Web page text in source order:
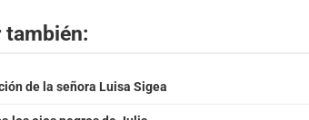
también:
de la señora Luisa Sigea